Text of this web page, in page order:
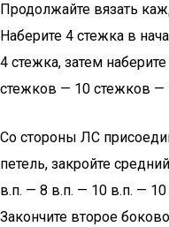
Продолжайте вязать
Наберите 4 стежка в
4 стежка, затем
стежков — 10 стежков —
Со стороны ЛС
петель, закройте
в.п. — 8 в.п. — 10 в.п. — 10
Закончите второе